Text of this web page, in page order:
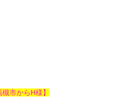
市からH様】